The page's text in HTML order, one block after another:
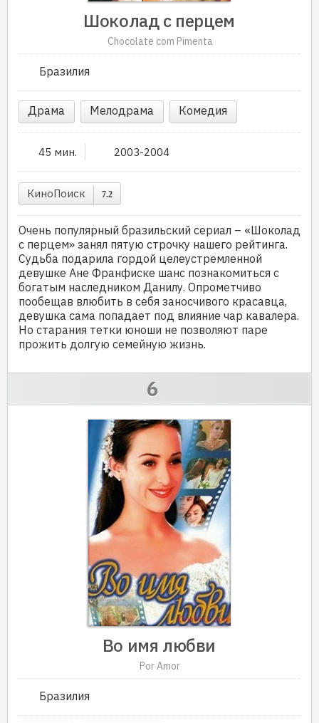
Шоколад с перцем
Chocolate com Pimenta
Бразилия
Драма Мелодрама Комедия
45 мин. 2003-2004
КиноПоиск 7.2
Очень популярный бразильский сериал – «Шоколад
с перцем» занял пятую строчку нашего рейтинга.
Судьба подарила гордой целеустремленной
девушке Ане Франфиске шанс познакомиться с
богатым наследником Данилу. Опрометчиво
пообещав влюбить в себя заносчивого красавца,
девушка сама попадает под влияние чар кавалера.
Но старания тетки юноши не позволяют паре
прожить долгую семейную жизнь.
Во имя любви
Por Amor
Бразилия